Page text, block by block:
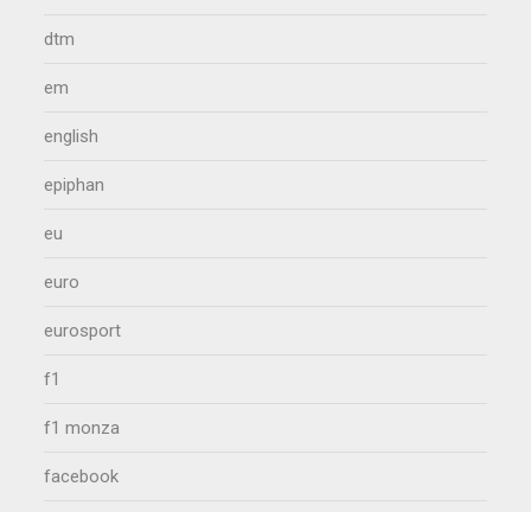
dtm
em
english
epiphan
eu
euro
eurosport
f1
f1 monza
facebook